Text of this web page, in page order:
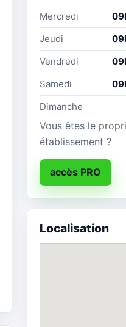
Mercredi
Jeudi
Vendredi
Samedi
Dimanche
Vous êtes le
établissement ?
accès PRO
Localisation